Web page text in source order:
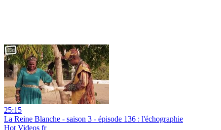
25:15
La Reine Blanche - saison 3 - épisode 136 : l'échographie
Hot Videos fr